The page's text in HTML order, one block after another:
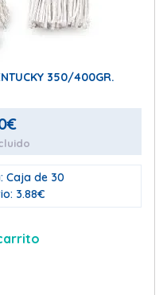
FREGONA INDUSTRIAL KENTUCKY 350/400GR.
€
Caja de 30
3.88€